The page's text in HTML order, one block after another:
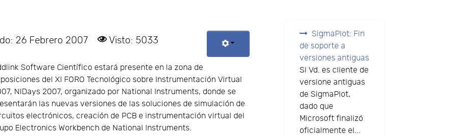
26 Febrero 2007 Visto: 5033
Software Científico estará presente en la zona de
del XI FORO Tecnológico sobre Instrumentación Virtual
NIDays 2007, organizado por National Instruments, donde se
las nuevas versiones de las soluciones de simulación de
electrónicos, creación de PCB e instrumentación virtual del
Electronics Workbench de National Instruments.
SigmaPlot: Fin
de soporte a
versiones antiguas
Si Vd. es cliente de
versione antiguas
de SigmaPlot,
dado que
Microsoft finalizó
oficialmente el...